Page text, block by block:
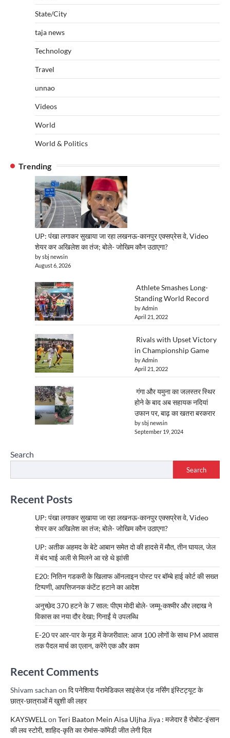
State/City
taja news
Technology
Travel
unnao
Videos
World
World & Politics
Trending
UP: पंखा लगाकर सुखाया जा रहा लखनऊ-कानपुर एक्सप्रेस वे, Video
शेयर कर अखिलेश का तंज; बोले- जोखिम कौन उठाएगा?
by sbj newsin
August 6, 2026
Athlete Smashes Long-
Standing World Record
by Admin
April 21, 2022
Rivals with Upset Victory
in Championship Game
by Admin
April 21, 2022
गंगा और यमुना का जलस्तर स्थिर
होने के बाद अब सहायक नदियां
उफान पर, बाढ़ का खतरा बरकरार
by sbj newsin
September 19, 2024
Search
Search
Recent Posts
UP: पंखा लगाकर सुखाया जा रहा लखनऊ-कानपुर एक्सप्रेस वे, Video
शेयर कर अखिलेश का तंज; बोले- जोखिम कौन उठाएगा?
UP: अतीक अहमद के बेटे आबान समेत दो की हादसे में मौत, तीन घायल, जेल
में बंद भाई अली से मिलने आ रहे थे झांसी
E20: नितिन गडकरी के खिलाफ ऑनलाइन पोस्ट पर बॉम्बे हाई कोर्ट की सख्त
टिप्पणी, आपत्तिजनक कंटेंट हटाने का आदेश
अनुच्छेद 370 हटने के 7 साल: पीएम मोदी बोले- जम्मू-कश्मीर और लद्दाख ने
विकास का नया दौर देखा; गिनाईं ये उपलब्धि
E-20 पर आर-पार के मूड में केजरीवाल: आज 100 लोगों के साथ PM आवास
तक पैदल मार्च का एलान, करेंगे एक और काम
Recent Comments
Shivam sachan on दि पनेशिया पैरामेडिकल साइंसेज एंड नर्सिंग इंस्टिट्यूट के
छात्र-छात्राओं में खुशी की लहर
KAYSWELLon Teri Baaton Mein Aisa Uljha Jiya : मजेदार है रोबोट-इंसान
की लव स्टोरी, शाहिद-कृति का रोमांस-कॉमेडी जीत लेगी दिल